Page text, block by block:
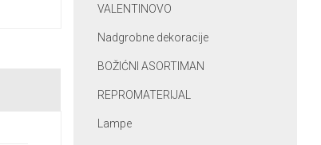
VALENTINOVO
Nadgrobne dekoracije
BOŽIĆNI ASORTIMAN
REPROMATERIJAL
Lampe